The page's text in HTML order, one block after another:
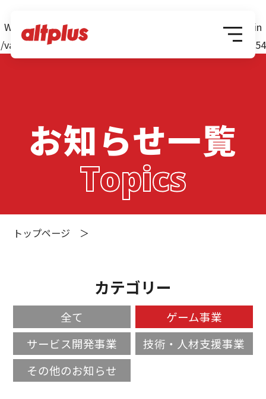
Warning: Attempt to read property "post_name" on null in
/var/www/web/app/themes/altplus/ily-header.php
on line 54
お知らせ一覧
Topics
トップページ ＞
カテゴリー
全て
ゲーム事業
サービス開発事業
技術・人材支援事業
その他のお知らせ